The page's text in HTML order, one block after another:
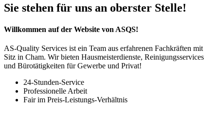
Sie stehen für uns an oberster Stelle!
Willkommen auf der Website von ASQS!
AS-Quality Services ist ein Team aus erfahrenen Fachkräften mit
Sitz in Cham. Wir bieten Hausmeisterdienste, Reinigungsservices
und Bürotätigkeiten für Gewerbe und Privat!
24-Stunden-Service
Professionelle Arbeit
Fair im Preis-Leistungs-Verhältnis